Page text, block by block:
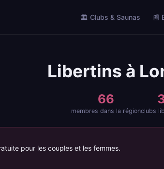
🏛️ Clubs & Saunas 📰
Libertins à
66
membres dans la régionclubs
pour les couples et les femmes.